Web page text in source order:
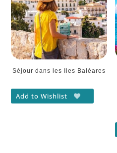
Séjour dans les Iles Baléares
Add to Wishlist